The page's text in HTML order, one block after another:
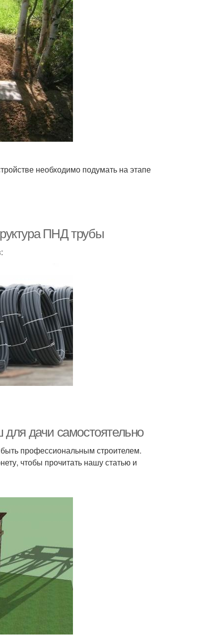
необходимо подумать на этапе
ПНД трубы
дачи самостоятельно
профессиональным строителем.
чтобы прочитать нашу статью и